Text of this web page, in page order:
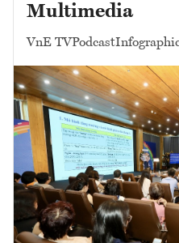
Multimedia
VnE TVPodcast